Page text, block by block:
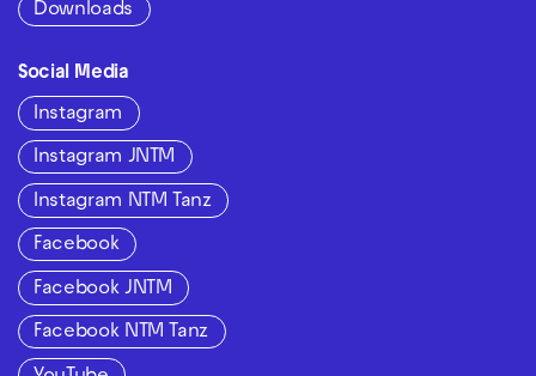
Downloads
Social Media
Instagram
Instagram JNTM
Instagram NTM Tanz
Facebook
Facebook JNTM
Facebook NTM Tanz